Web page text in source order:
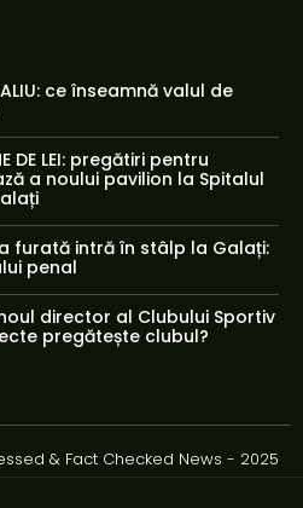
ce înseamnă valul de
DE LEI: pregătiri pentru
a noului pavilion la Spitalul
furată intră în stâlp la Galați:
penal
director al Clubului Sportiv
pregătește clubul?
& Fact Checked News - 2025